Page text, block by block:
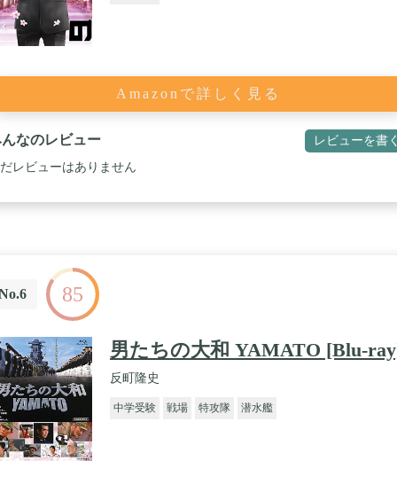
Amazonで詳しく見る
なのレビュー レビューを書
レビューはありません
85
男たちの大和 YAMATO [Blu-
反町隆史
中学受験 戦場 特攻隊 潜水艦